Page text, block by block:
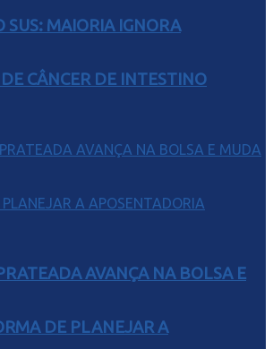
SUS: MAIORIA IGNORA
CÂNCER DE INTESTINO
AVANÇA NA BOLSA E
DE PLANEJAR A